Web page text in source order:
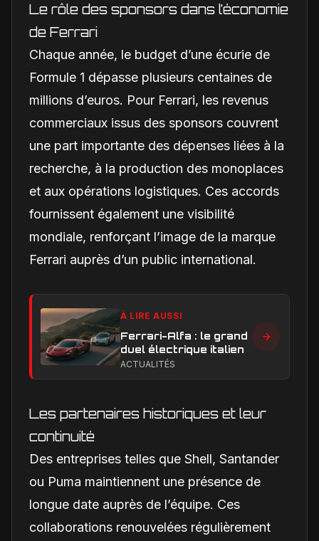
Le rôle des sponsors dans l’économie
de Ferrari
Chaque année, le budget d’une écurie de
Formule 1 dépasse plusieurs centaines de
millions d’euros. Pour Ferrari, les revenus
commerciaux issus des sponsors couvrent
une part importante des dépenses liées à la
recherche, à la production des monoplaces
et aux opérations logistiques. Ces accords
fournissent également une visibilité
mondiale, renforçant l’image de la marque
Ferrari auprès d’un public international.
À LIRE AUSSI
Ferrari-Alfa : le grand
duel électrique italien
ACTUALITÉS
Les partenaires historiques et leur
continuité
Des entreprises telles que Shell, Santander
ou Puma maintiennent une présence de
longue date auprès de l’équipe. Ces
collaborations renouvelées régulièrement